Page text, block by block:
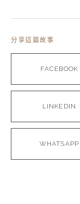
分享這篇故事
FACEBOOK
LINKEDIN
WHATSAPP